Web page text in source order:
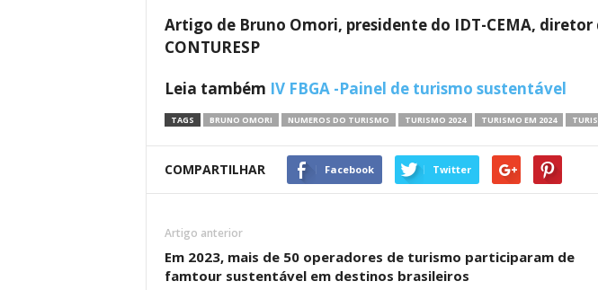
Artigo de Bruno Omori, presidente do IDT-CEMA, diretor
CONTURESP
Leia também IV FBGA -Painel de turismo sustentável
TAGS BRUNO OMORI NUMEROS DO TURISMO TURISMO 2024 TURISMO EM 2024
COMPARTILHAR Facebook Twitter
Artigo anterior
Em 2023, mais de 50 operadores de turismo participaram de
famtour sustentável em destinos brasileiros